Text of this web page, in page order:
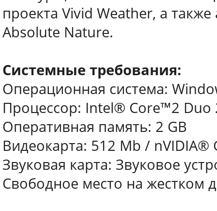
проекта Vivid Weather, а
Absolute Nature.
Системные требования:
Операционная система:
Процессор: Intel® Core™2 Duo
Оперативная память: 2 GB
Видеокарта: 512 Mb /
Звуковая карта: Звуковое
Свободное место на жестком